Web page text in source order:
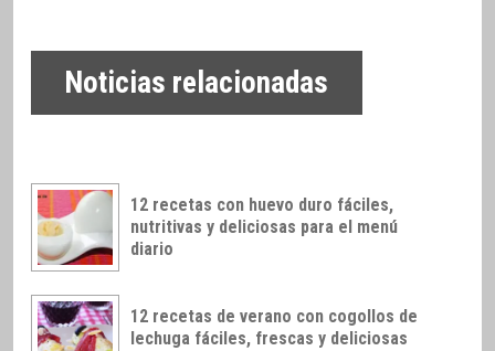
Noticias relacionadas
12 recetas con huevo duro fáciles,
nutritivas y deliciosas para el menú
diario
12 recetas de verano con cogollos de
lechuga fáciles, frescas y deliciosas